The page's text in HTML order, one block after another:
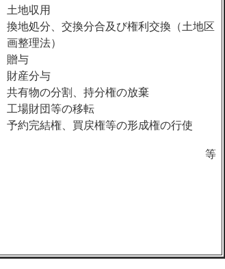
土地収用
換地処分、交換分合及び権利交換（土地区
画整理法）
贈与
財産分与
共有物の分割、持分権の放棄
工場財団等の移転
予約完結権、買戻権等の形成権の行使
等